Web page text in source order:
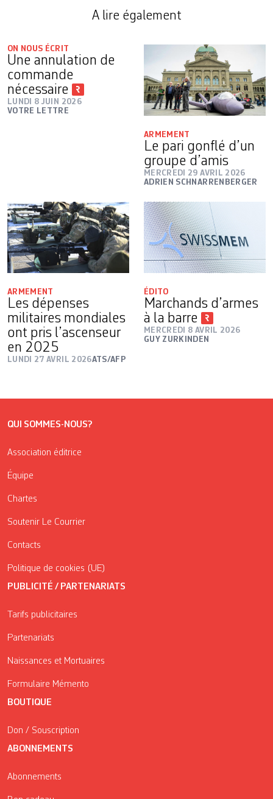
A lire également
ON NOUS ÉCRIT
Une annulation de
commande
nécessaire
LUNDI 8 JUIN 2026
VOTRE LETTRE
ARMEMENT
Le pari gonflé d’un
groupe d’amis
MERCREDI 29 AVRIL 2026
ADRIEN SCHNARRENBERGER
ARMEMENT
Les dépenses
militaires mondiales
ont pris l’ascenseur
en 2025
LUNDI 27 AVRIL 2026ATS/AFP
ÉDITO
Marchands d’armes
à la barre
MERCREDI 8 AVRIL 2026
GUY ZURKINDEN
QUI SOMMES-NOUS?
Association éditrice
Équipe
Chartes
Soutenir Le Courrier
Contacts
Politique de cookies (UE)
PUBLICITÉ / PARTENARIATS
Tarifs publicitaires
Partenariats
Naissances et Mortuaires
Formulaire Mémento
BOUTIQUE
Don / Souscription
ABONNEMENTS
Abonnements